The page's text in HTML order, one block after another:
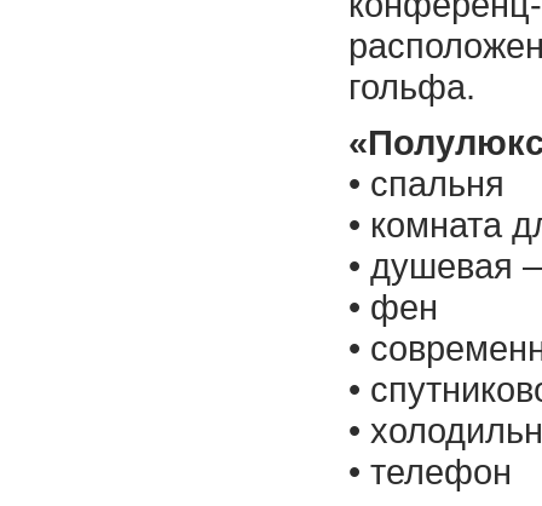
гольфа.
• спальня
• комната
• душевая
• фен
•
•
•
• телефон